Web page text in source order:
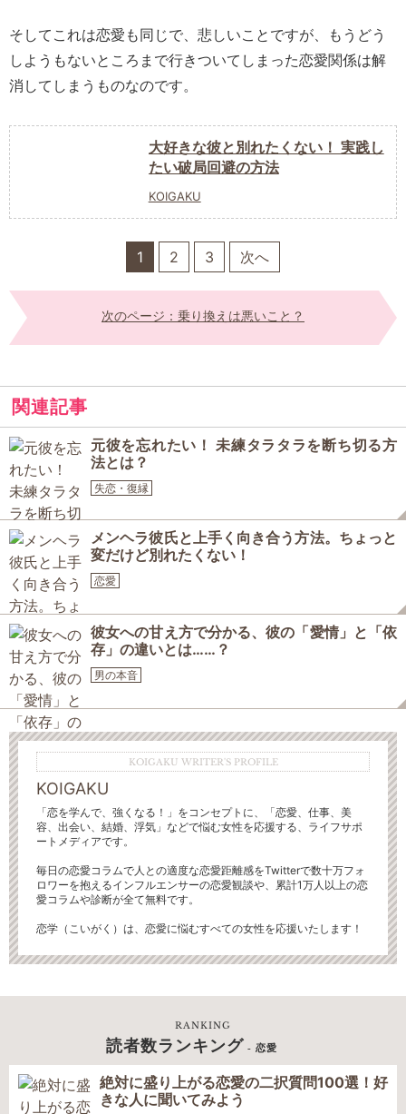
そしてこれは恋愛も同じで、悲しいことですが、もうどう
しようもないところまで行きついてしまった恋愛関係は解
消してしまうものなのです。
大好きな彼と別れたくない！ 実践し
たい破局回避の方法
KOIGAKU
1 2 3 次へ
次のページ：乗り換えは悪いこと？
関連記事
元彼を忘れたい！ 未練タラタラを断ち切る方
法とは？
失恋・復縁
メンヘラ彼氏と上手く向き合う方法。ちょっと
変だけど別れたくない！
恋愛
彼女への甘え方で分かる、彼の「愛情」と「依
存」の違いとは……？
男の本音
KOIGAKU WRITER'S PROFILE
KOIGAKU
「恋を学んで、強くなる！」をコンセプトに、「恋愛、仕事、美
容、出会い、結婚、浮気」などで悩む女性を応援する、ライフサポ
ートメディアです。
毎日の恋愛コラムで人との適度な恋愛距離感をTwitterで数十万フォ
ロワーを抱えるインフルエンサーの恋愛観談や、累計1万人以上の恋
愛コラムや診断が全て無料です。
恋学（こいがく）は、恋愛に悩むすべての女性を応援いたします！
RANKING
読者数ランキング - 恋愛
絶対に盛り上がる恋愛の二択質問100選！好
きな人に聞いてみよう